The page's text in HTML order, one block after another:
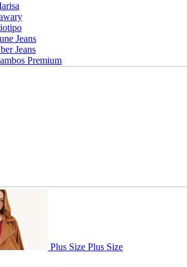
Jeans
Jeans
Premium
Plus Size Plus Size